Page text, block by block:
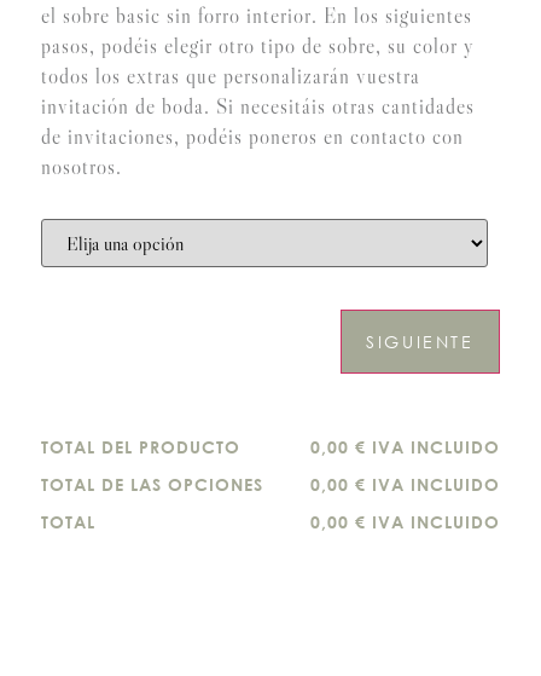
el sobre basic sin forro interior. En los siguientes
pasos, podéis elegir otro tipo de sobre, su color y
todos los extras que personalizarán vuestra
invitación de boda. Si necesitáis otras cantidades
de invitaciones, podéis poneros en contacto con
nosotros.
SIGUIENTE
TOTAL DEL PRODUCTO
0,00 € IVA INCLUIDO
TOTAL DE LAS OPCIONES
0,00 € IVA INCLUIDO
TOTAL
0,00 € IVA INCLUIDO